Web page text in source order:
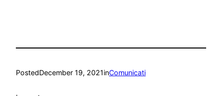
PostedDecember 19, 2021inComunicati